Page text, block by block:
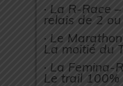
· La R-Race
relais de 2
· Le
La moitié du
· La Femina-
Le trail 100%